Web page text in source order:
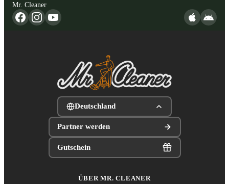
Mr. Cleaner
Deutschland
Partner werden
Gutschein
ÜBER MR. CLEANER